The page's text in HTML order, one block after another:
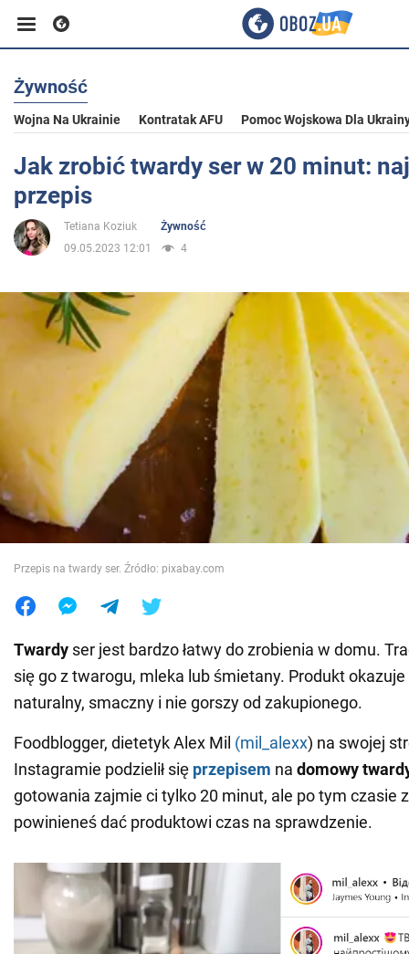
Biznes
Sport
Rozrywka
Polityka
Społeczeństwo
Wojna na Ukrainie
Świat
Jedzenie
Żywność
Wojna Na Ukrainie Kontratak AFU Pomoc Wojskowa Dla
Jak zrobić twardy ser w 20 minut:
przepis
Tetiana Koziuk
Żywność
09.05.2023 12:01
4
Przepis na twardy ser. Źródło: pixabay.com
Twardy ser jest bardzo łatwy do zrobienia w domu.
się go z twarogu, mleka lub śmietany. Produkt okazuje
naturalny, smaczny i nie gorszy od zakupionego.
Foodblogger, dietetyk Alex Mil (mil_alexx) na swojej
Instagramie podzielił się przepisem na domowy
gotowania zajmie ci tylko 20 minut, ale po tym czasie
powinieneś dać produktowi czas na sprawdzenie.